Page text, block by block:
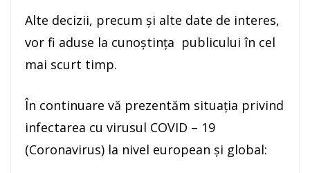
Alte decizii, precum și alte date de interes,
vor fi aduse la cunoștința publicului în cel
mai scurt timp.
În continuare vă prezentăm situația privind
infectarea cu virusul COVID – 19
(Coronavirus) la nivel european și global: